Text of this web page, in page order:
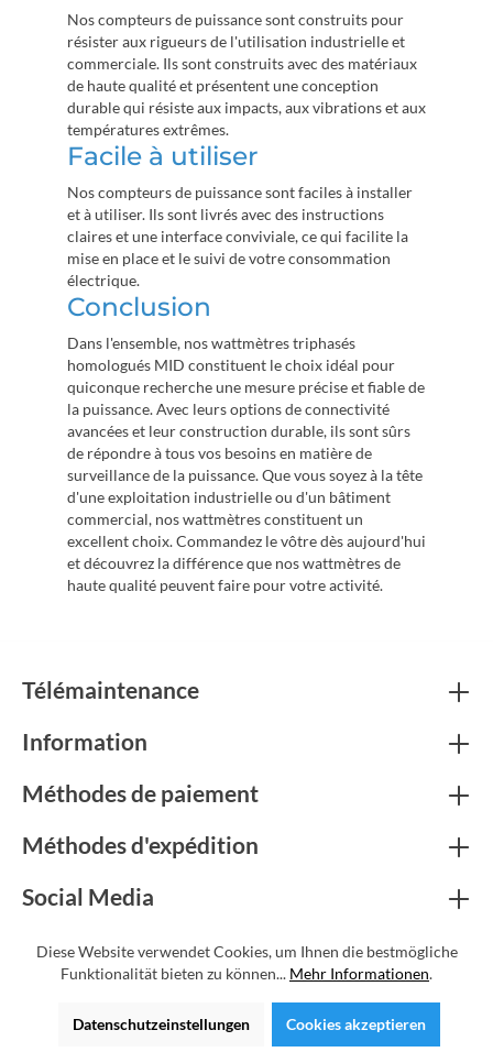
Nos compteurs de puissance sont construits pour
résister aux rigueurs de l'utilisation industrielle et
commerciale. Ils sont construits avec des matériaux
de haute qualité et présentent une conception
durable qui résiste aux impacts, aux vibrations et aux
températures extrêmes.
Facile à utiliser
Nos compteurs de puissance sont faciles à installer
et à utiliser. Ils sont livrés avec des instructions
claires et une interface conviviale, ce qui facilite la
mise en place et le suivi de votre consommation
électrique.
Conclusion
Dans l'ensemble, nos wattmètres triphasés
homologués MID constituent le choix idéal pour
quiconque recherche une mesure précise et fiable de
la puissance. Avec leurs options de connectivité
avancées et leur construction durable, ils sont sûrs
de répondre à tous vos besoins en matière de
surveillance de la puissance. Que vous soyez à la tête
d'une exploitation industrielle ou d'un bâtiment
commercial, nos wattmètres constituent un
excellent choix. Commandez le vôtre dès aujourd'hui
et découvrez la différence que nos wattmètres de
haute qualité peuvent faire pour votre activité.
Télémaintenance
Information
Méthodes de paiement
Méthodes d'expédition
Social Media
Certificats
* Tous les prix incluent la TVA, plus les fraisd'expéditionet les
éventuels frais de livraison, sauf indication contraire.
Diese Website verwendet Cookies, um Ihnen die bestmögliche
Funktionalität bieten zu können... Mehr Informationen.
Datenschutzeinstellungen Cookies akzeptieren